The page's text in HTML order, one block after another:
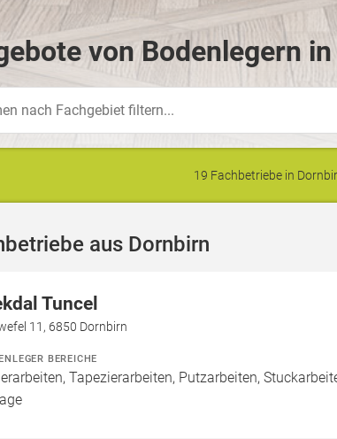
von Bodenlegern
19 Fachbetriebe in
aus Dornbirn
Tuncel
11, 6850 Dornbirn
BEREICHE
Tapezierarbeiten, Putzarbeiten,